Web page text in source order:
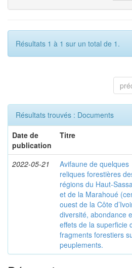
Résultats 1 à 1 sur un total de 1.
Résultats trouvés : Documents
Date de
publication
Titre
2022-05-21
Avifaune de quelques
reliques forestières
régions du Haut-
et de la Marahoué
ouest de la Côte
diversité, abondance
effets de la superficie
fragments forestiers
peuplements.